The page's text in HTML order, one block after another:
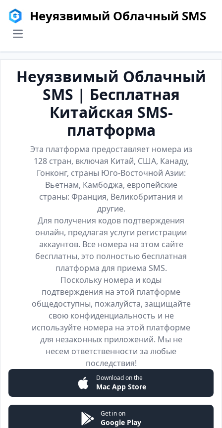
Неуязвимый Облачный SMS
menu
Неуязвимый Облачный
SMS | Бесплатная
Китайская SMS-
платформа
Эта платформа предоставляет номера из
128 стран, включая Китай, США, Канаду,
Гонконг, страны Юго-Восточной Азии:
Вьетнам, Камбоджа, европейские
страны: Франция, Великобритания и
другие.
Для получения кодов подтверждения
онлайн, предлагая услуги регистрации
аккаунтов. Все номера на этом сайте
бесплатны, это полностью бесплатная
платформа для приема SMS.
Поскольку номера и коды
подтверждения на этой платформе
общедоступны, пожалуйста, защищайте
свою конфиденциальность и не
используйте номера на этой платформе
для незаконных приложений. Мы не
несем ответственности за любые
последствия!
Download on the
Mac App Store
Get in on
Google Play